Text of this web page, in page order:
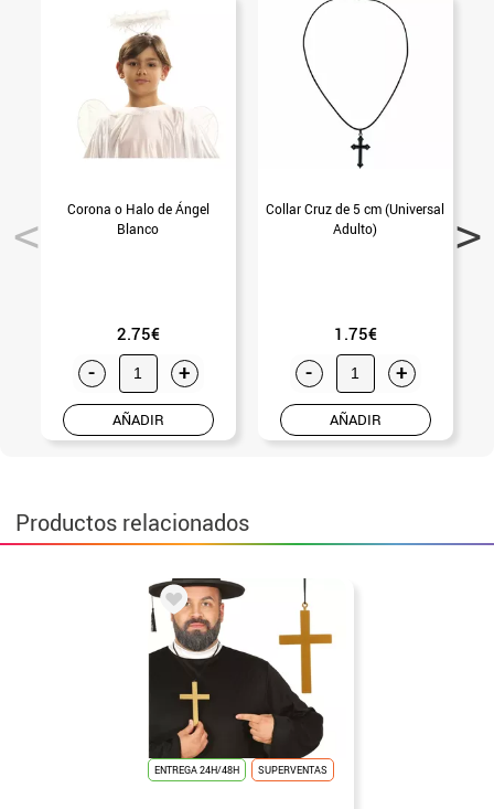
Corona o Halo de Ángel
Blanco
2.75€
- +
AÑADIR
Collar Cruz de 5 cm (Universal
Adulto)
1.75€
- +
AÑADIR
Productos relacionados
ENTREGA 24H/48H SUPERVENTAS